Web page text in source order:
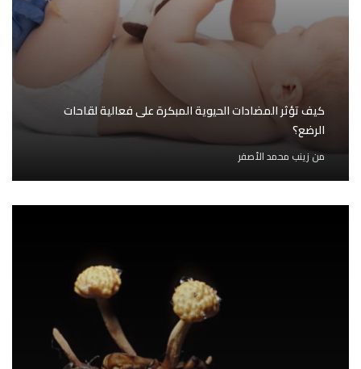
كيف تؤثر المضادات الحيوية المبكرة على فعالية لقاحات
الرضع؟
منزينب محمد الأصفر